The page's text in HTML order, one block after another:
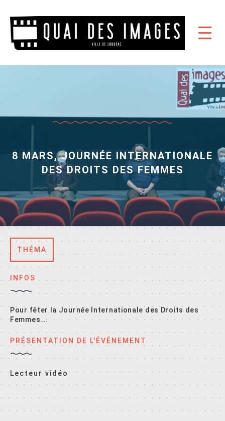
8 MARS, JOURNÉE INTERNATIONALE
DES DROITS DES FEMMES
THÉMA
INFOS
Pour fêter la Journée Internationale des Droits des
Femmes….
PRÉSENTATION DE L'ÉVÉNEMENT
Lecteur vidéo